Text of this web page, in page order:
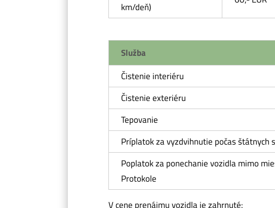
km/deň)
Služba
Čistenie interiéru
Čistenie exteriéru
Tepovanie
Príplatok za vyzdvihnutie počas štátnych
Poplatok za ponechanie vozidla mimo
Protokole
V cene prenájmu vozidla je zahrnuté: